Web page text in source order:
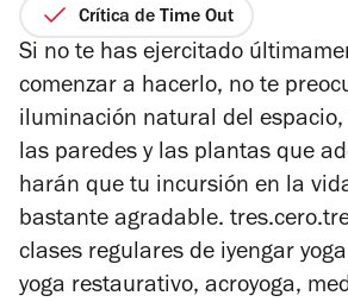
Crítica de Time Out
Si no te has ejercitado
comenzar a hacerlo, no te
iluminación natural del espacio,
las paredes y las plantas que
harán que tu incursión en la
bastante agradable.
clases regulares de iyengar
yoga restaurativo, acroyoga,